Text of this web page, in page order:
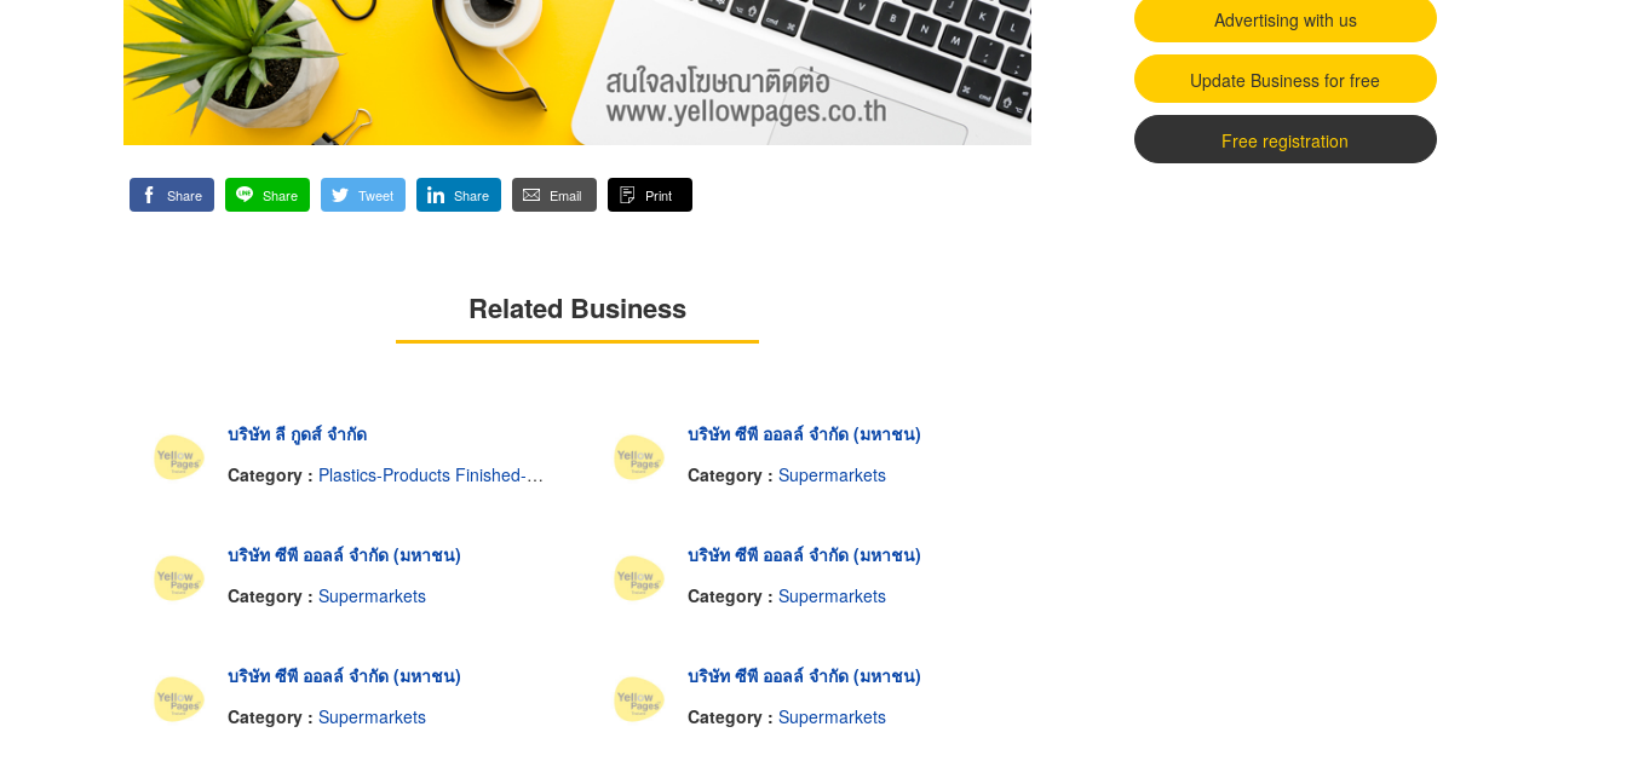
Share Share Tweet Share Email Print
Related Business
บริษัท ลี กูดส์ จำกัด
Category : Plastics-Products Finished-Wholesales & Manufacturers
บริษัท ซีพี ออลล์ จำกัด (มหาชน)
Category : Supermarkets
บริษัท ซีพี ออลล์ จำกัด (มหาชน)
Category : Supermarkets
บริษัท ซีพี ออลล์ จำกัด (มหาชน)
Category : Supermarkets
บริษัท ซีพี ออลล์ จำกัด (มหาชน)
Category : Supermarkets
บริษัท ซีพี ออลล์ จำกัด (มหาชน)
Category : Supermarkets
Advertising with us
Update Business for free
Free registration